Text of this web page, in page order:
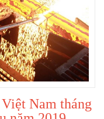
Nam tháng